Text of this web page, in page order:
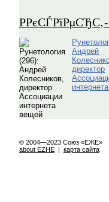
Андрей
директор
© 2004—2023 Союз «ЕЖЕ»
about EZHE | карта сайта